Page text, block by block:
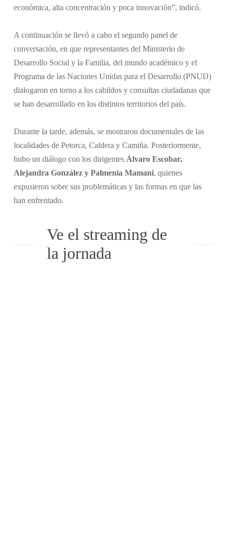
económica, alta concentración y poca innovación”, indicó.
A continuación se llevó a cabo el segundo panel de
conversación, en que representantes del Ministerio de
Desarrollo Social y la Familia, del mundo académico y el
Programa de las Naciones Unidas para el Desarrollo (PNUD)
dialogaron en torno a los cabildos y consultas ciudadanas que
se han desarrollado en los distintos territorios del país.
Durante la tarde, además, se mostraron documentales de las
localidades de Petorca, Caldera y Camiña. Posteriormente,
hubo un diálogo con los dirigentes Álvaro Escobar,
Alejandra González y Palmenia Mamani, quienes
expusieron sobre sus problemáticas y las formas en que las
han enfrentado.
Ve el streaming de
la jornada